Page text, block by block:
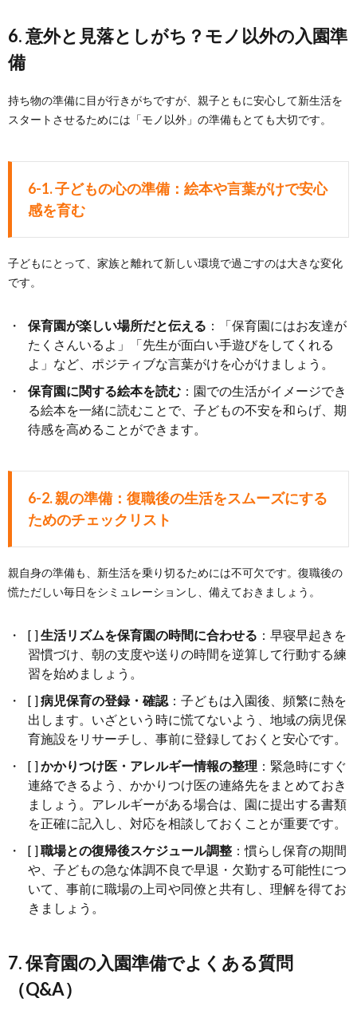
6. 意外と見落としがち？モノ以外の入園準
備
持ち物の準備に目が行きがちですが、親子ともに安心して新生活を
スタートさせるためには「モノ以外」の準備もとても大切です。
6-1. 子どもの心の準備：絵本や言葉がけで安心
感を育む
子どもにとって、家族と離れて新しい環境で過ごすのは大きな変化
です。
保育園が楽しい場所だと伝える ：「保育園にはお友達が
たくさんいるよ」「先生が面白い手遊びをしてくれる
よ」など、ポジティブな言葉がけを心がけましょう。
保育園に関する絵本を読む ：園での生活がイメージでき
る絵本を一緒に読むことで、子どもの不安を和らげ、期
待感を高めることができます。
6-2. 親の準備：復職後の生活をスムーズにする
ためのチェックリスト
親自身の準備も、新生活を乗り切るためには不可欠です。復職後の
慌ただしい毎日をシミュレーションし、備えておきましょう。
[ ]生活リズムを保育園の時間に合わせる ：早寝早起きを
習慣づけ、朝の支度や送りの時間を逆算して行動する練
習を始めましょう。
[ ]病児保育の登録・確認 ：子どもは入園後、頻繁に熱を
出します。いざという時に慌てないよう、地域の病児保
育施設をリサーチし、事前に登録しておくと安心です。
[ ]かかりつけ医・アレルギー情報の整理 ：緊急時にすぐ
連絡できるよう、かかりつけ医の連絡先をまとめておき
ましょう。アレルギーがある場合は、園に提出する書類
を正確に記入し、対応を相談しておくことが重要です。
[ ]職場との復帰後スケジュール調整 ：慣らし保育の期間
や、子どもの急な体調不良で早退・欠勤する可能性につ
いて、事前に職場の上司や同僚と共有し、理解を得てお
きましょう。
7. 保育園の入園準備でよくある質問
（Q&A）